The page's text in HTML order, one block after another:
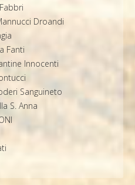
Droandi
Fanti
Innocenti
Sanguineto
S. Anna